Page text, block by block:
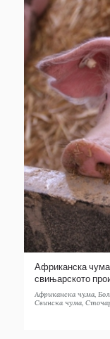
Африканска чума
свињарското
Африканска чума,
Свинска чума,